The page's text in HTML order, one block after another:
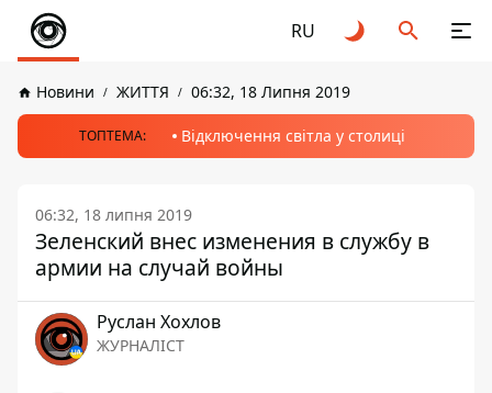
RU
Новини ЖИТТЯ 06:32, 18 Липня 2019
ТОПТЕМА: Відключення світла у столиці
06:32, 18 липня 2019
Зеленский внес изменения в службу в
армии на случай войны
Руслан Хохлов
ЖУРНАЛІСТ